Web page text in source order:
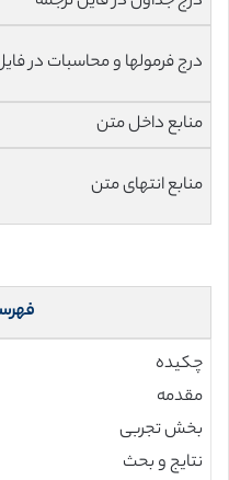
درج فرمولها و محاسبات در
منابع داخل متن
منابع انتهای متن
چکیده
مقدمه
بخش تجربی
نتایج و بحث